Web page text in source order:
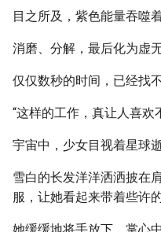
目之所及，紫色能量吞噬
消磨、分解，最后化为虚无
仅仅数秒的时间，已经找
“这样的工作，真让人喜欢
宇宙中，少女目视着星球逝
雪白的长发洋洋洒洒披在
服，让她看起来带着些许的